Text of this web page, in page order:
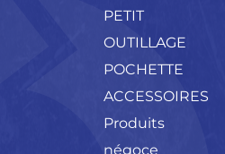
PETIT
OUTILLAGE
POCHETTE
ACCESSOIRES
Produits
négoce